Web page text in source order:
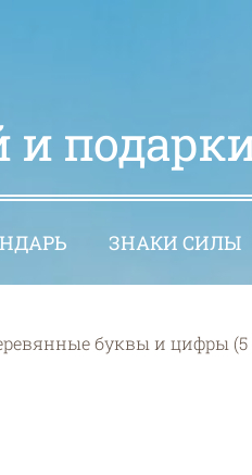
и
ЗНАКИ СИЛЫ
буквы и цифры (5